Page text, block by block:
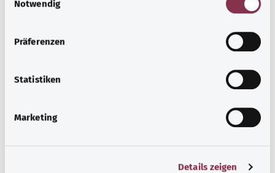
Notwendig
Präferenzen
Statistiken
Marketing
Details zeigen
Предоставлено некоммерческой организацией Was
Gesundheit (BMG, Федеральное министерство
Наверх